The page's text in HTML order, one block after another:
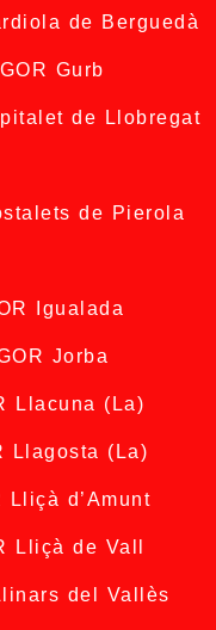
de Berguedà
Gurb
de Llobregat
de Pierola
Igualada
Jorba
Llacuna (La)
Llagosta (La)
Lliçà d’Amunt
Lliçà de Vall
del Vallès